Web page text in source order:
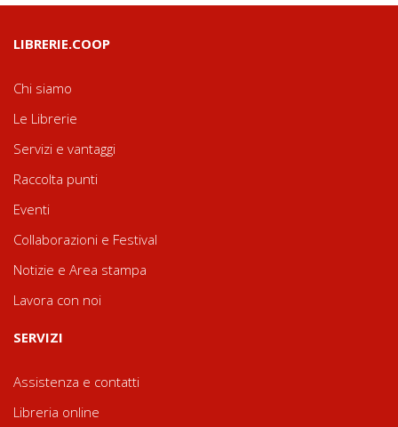
LIBRERIE.COOP
Chi siamo
Le Librerie
Servizi e vantaggi
Raccolta punti
Eventi
Collaborazioni e Festival
Notizie e Area stampa
Lavora con noi
SERVIZI
Assistenza e contatti
Libreria online